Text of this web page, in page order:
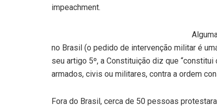
impeachment.
no Brasil (o pedido de intervenção militar é
seu artigo 5º, a Constituição diz que
armados, civis ou militares, contra a ordem
Fora do Brasil, cerca de 50 pessoas